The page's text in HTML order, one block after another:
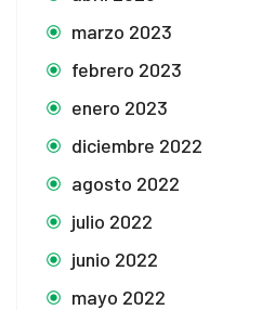
marzo 2023
febrero 2023
enero 2023
diciembre 2022
agosto 2022
julio 2022
junio 2022
mayo 2022